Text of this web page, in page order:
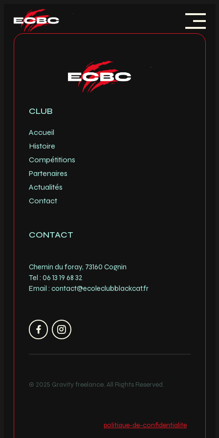
content
HISTOIRE
PARTENAIRES
CONTACT
CLUB
Accueil
Histoire
Compétitions
Partenaires
Actualités
Contact
CONTACT
Chemin du foray, 73160 Cognin
Tel : 06 13 19 68 32
Email : contact@ecoleclubblackcat.fr
© 2025 Gravity freelance. All Rights Reserved.
politique-de-confidentialite